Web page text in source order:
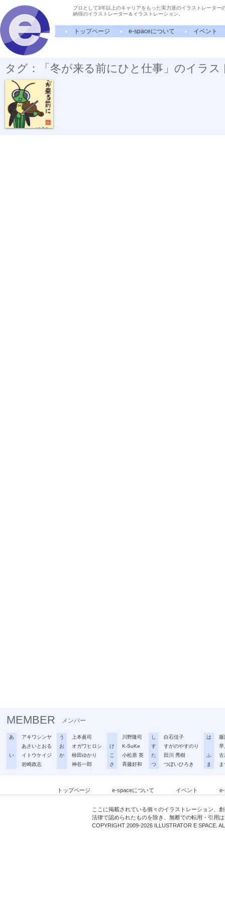
プロとして3年以上のキャリアをもった実力派のイラストレーター
納得のイラストレーター＆イラストレーション。
トップページ e-spaceについて イベント
タグ：「冬が来る前にひと仕事」のイラス
冬が来る前に
MEMBER メンバー
あ
アキワシンヤ
あさいとおる
い
イトウケイジ
岩崎政志
う
上本眞司
お
オガワヒロシ
か
柿田ゆかり
神谷一郎
川野隆司
け
K-SuKe
こ
小松原 英
さ
斉藤好和
し
白石佳子
す
すがのやすのり
た
田川 秀樹
つ
つぼいひろき
は
早
ふ
古
ま
トップページ e-spaceについて イベント
ここに掲載されている個々のイラストレーション、
法律で認められたものを除き、無断での転用・引用
COPYRIGHT 2009-2026 ILLUSTRATOR E SPACE.